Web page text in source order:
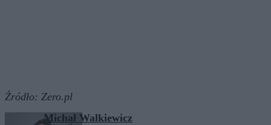
Źródło: Zero.pl
Michał Walkiewicz